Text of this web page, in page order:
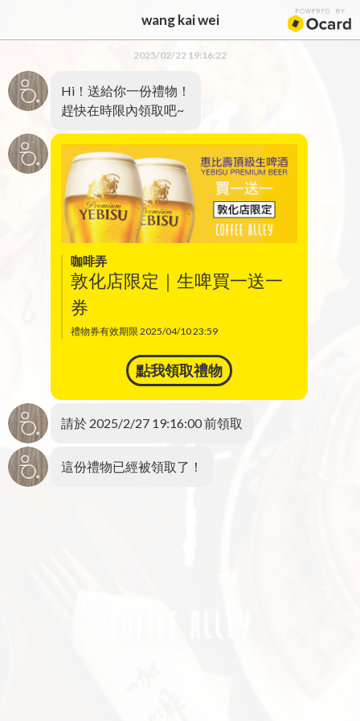
wang kai wei
2025/02/22 19:16:22
Hi！送給你一份禮物！
趕快在時限內領取吧~
咖啡弄
敦化店限定｜生啤買一送一
券
禮物券有效期限 2025/04/10 23:59
點我領取禮物
請於 2025/2/27 19:16:00 前領取
這份禮物已經被領取了！